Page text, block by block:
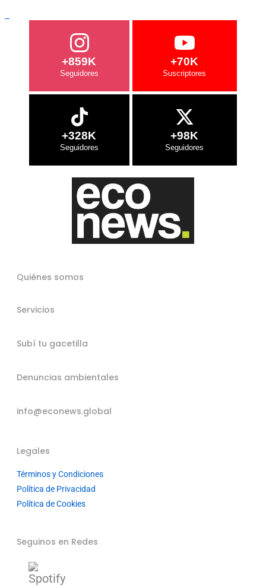
+859K +70K
+328K +98K
Quiénes somos
Servicios
Subí tu gacetilla
Denuncias ambientales
info@econews.global
Legales
Términos y Condiciones
Política de Privacidad
Política de Cookies
Seguinos en Redes